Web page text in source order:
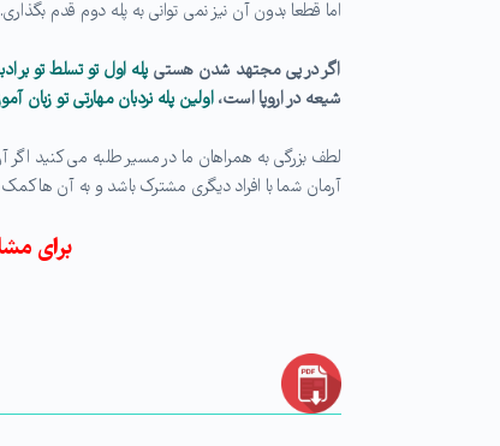
اما قطعا بدون آن نیز نمی توانی به پله دوم قدم بگذاری.
اگر در پی مجتهد شدن هستیپله اول تو تسلط تو بر
شیعه در اروپا است،اولین پله نردبان مهارتی تو زبان
لطف بزرگی به همراهان ما در مسیر طلبه می کنید
آرمان شما با افراد دیگری مشترک باشد و به آن ها
برای